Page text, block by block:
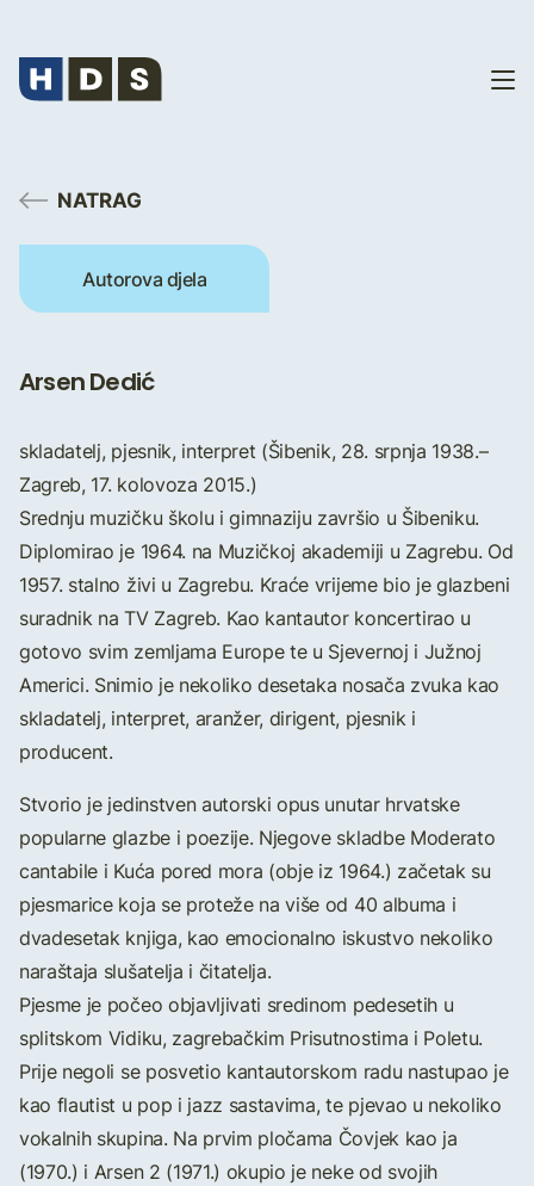
NATRAG
Autorova djela
Arsen Dedić
skladatelj, pjesnik, interpret (Šibenik, 28. srpnja 1938.–
Zagreb, 17. kolovoza 2015.)
Srednju muzičku školu i gimnaziju završio u Šibeniku.
Diplomirao je 1964. na Muzičkoj akademiji u Zagrebu. Od
1957. stalno živi u Zagrebu. Kraće vrijeme bio je glazbeni
suradnik na TV Zagreb. Kao kantautor koncertirao u
gotovo svim zemljama Europe te u Sjevernoj i Južnoj
Americi. Snimio je nekoliko desetaka nosača zvuka kao
skladatelj, interpret, aranžer, dirigent, pjesnik i
producent.
Stvorio je jedinstven autorski opus unutar hrvatske
popularne glazbe i poezije. Njegove skladbe Moderato
cantabile i Kuća pored mora (obje iz 1964.) začetak su
pjesmarice koja se proteže na više od 40 albuma i
dvadesetak knjiga, kao emocionalno iskustvo nekoliko
naraštaja slušatelja i čitatelja.
Pjesme je počeo objavljivati sredinom pedesetih u
splitskom Vidiku, zagrebačkim Prisutnostima i Poletu.
Prije negoli se posvetio kantautorskom radu nastupao je
kao flautist u pop i jazz sastavima, te pjevao u nekoliko
vokalnih skupina. Na prvim pločama Čovjek kao ja
(1970.) i Arsen 2 (1971.) okupio je neke od svojih